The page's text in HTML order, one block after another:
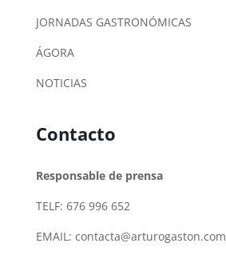
JORNADAS GASTRONÓMICAS
ÁGORA
NOTICIAS
Contacto
Responsable de prensa
TELF: 676 996 652
EMAIL: contacta@arturogaston.com